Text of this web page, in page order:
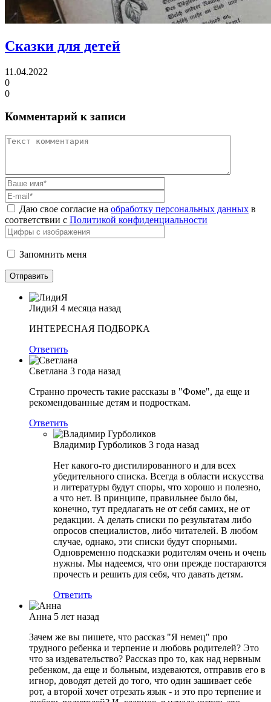
Сказки для детей
11.04.2022
0
0
Комментарий к записи
Даю свое согласие на обработку персональных данных в
соответствии с Политикой конфиденциальности
Запомнить меня
ЛидиЯ 4 месяца назад
ИНТЕРЕСНАЯ ПОДБОРКА
Ответить
Светлана 3 года назад
Странно прочесть такие рассказы в "Фоме", да еще и
рекомендованные детям и подросткам.
Ответить
Владимир Гурболиков 3 года назад
Нет какого-то дистилированного и для всех
убедительного списка. Всегда в области искусства
и литературы будут споры, что хорошо и полезно,
а что нет. В принципе, правильнее было бы,
конечно, тут предлагать не от себя самих, не от
редакции. А делать списки по результатам либо
опросов специалистов, либо читателей. В любом
случае, однако, эти списки будут спорными.
Одновременно подсказки родителям очень и очень
нужны. Мы надеемся, что они прежде постараются
прочесть и решить для себя, что давать детям.
Ответить
Анна 5 лет назад
Зачем же вы пишете, что рассказ "Я немец" про
трудного ребенка и терпение и любовь родителей? Это
что за издевательство? Рассказ про то, как над нервным
ребенком, да еще и больным, издеваются, отправив его в
игнор, доводят детей до того, что один зашивает себе
рот, а второй хочет отрезать язык - и это про терпение и